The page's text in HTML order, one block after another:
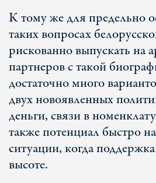
К тому же для предельно
таких вопросах
рискованно выпускать на
партнеров c такой
достаточно много
двух новоявленных
деньги, связи в
также потенциал быстро
ситуации, когда
высоте.